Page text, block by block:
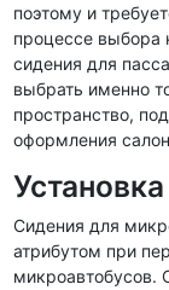
поэтому и
процессе выбора
сидения для
выбрать именно
пространство,
оформления
Сидения для
атрибутом при
микроавтобусов.